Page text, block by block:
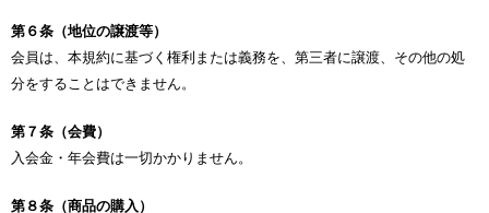
第６条（地位の譲渡等）
会員は、本規約に基づく権利または義務を、第三者に譲渡、その他の処
分をすることはできません。
第７条（会費）
入会金・年会費は一切かかりません。
第８条（商品の購入）